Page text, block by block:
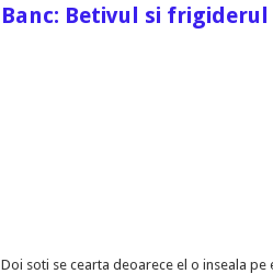
Banc: Betivul si frigiderul
Doi soti se cearta deoarece el o inseala pe